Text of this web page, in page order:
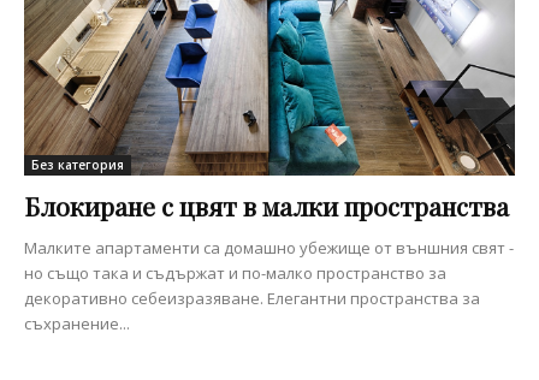
Без категория
Блокиране с цвят в малки пространства
Малките апартаменти са домашно убежище от външния свят -
но също така и съдържат и по-малко пространство за
декоративно себеизразяване. Елегантни пространства за
съхранение...